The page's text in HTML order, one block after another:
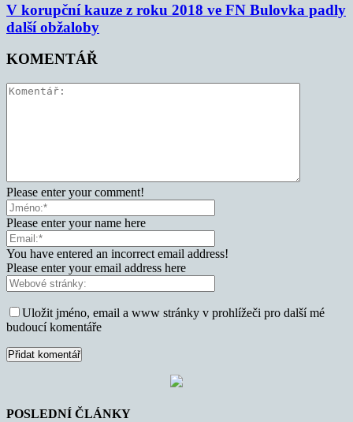
V korupční kauze z roku 2018 ve FN Bulovka padly
další obžaloby
KOMENTÁŘ
Please enter your comment!
Please enter your name here
You have entered an incorrect email address!
Please enter your email address here
Uložit jméno, email a www stránky v prohlížeči pro další mé
budoucí komentáře
POSLEDNÍ ČLÁNKY